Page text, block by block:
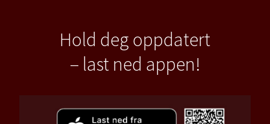
Hold deg oppdatert
– last ned appen!